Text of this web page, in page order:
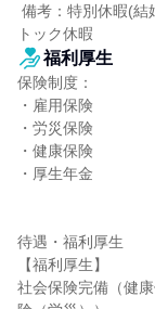
トック休暇
福利厚生
保険制度：
・雇用保険
・労災保険
・健康保険
・厚生年金
待遇・福利厚生
【福利厚生】
社会保険完備（健